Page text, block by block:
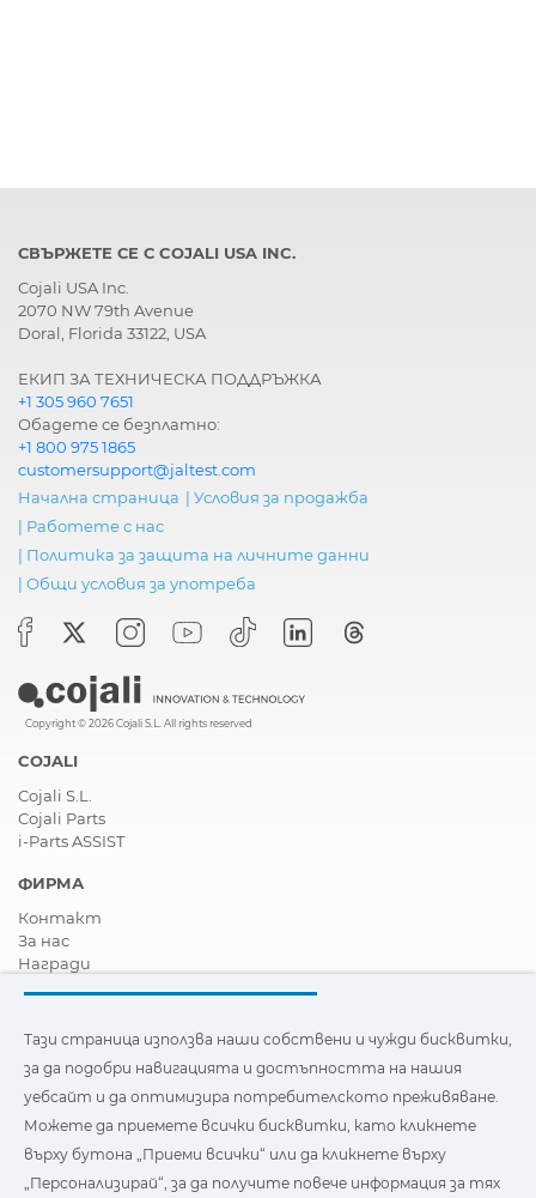
СВЪРЖЕТЕ СЕ С COJALI USA INC.
Cojali USA Inc.
2070 NW 79th Avenue
Doral, Florida 33122, USA
ЕКИП ЗА ТЕХНИЧЕСКА ПОДДРЪЖКА
+1 305 960 7651
Обадете се безплатно:
+1 800 975 1865
customersupport@jaltest.com
Начална страница | Условия за продажба
| Работете с нас
| Политика за защита на личните данни
| Общи условия за употреба
Copyright © 2026 Cojali S.L. All rights reserved
COJALI
Cojali S.L.
Cojali Parts
i-Parts ASSIST
ФИРМА
Контакт
За нас
Награди
Станете дистрибутор
Новини
Видеа
FAQ - Често задавани въпроси
трети страни, за да подобри навигацията и
достъпността на нашия уебсайт и да оптимизира
Тази страница използва наши собствени и чужди бисквитки,
за да подобри навигацията и достъпността на нашия
уебсайт и да оптимизира потребителското преживяване.
Можете да приемете всички бисквитки, като кликнете
върху бутона „Приеми всички“ или да кликнете върху
„Персонализирай“, за да получите повече информация за тях